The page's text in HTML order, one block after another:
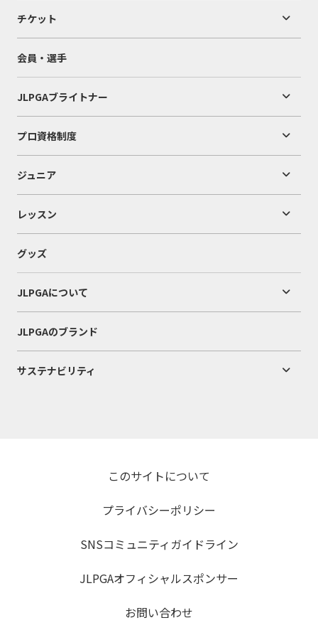
チケット
会員・選手
JLPGAブライトナー
プロ資格制度
ジュニア
レッスン
グッズ
JLPGAについて
JLPGAのブランド
サステナビリティ
このサイトについて
プライバシーポリシー
SNSコミュニティガイドライン
JLPGAオフィシャルスポンサー
お問い合わせ